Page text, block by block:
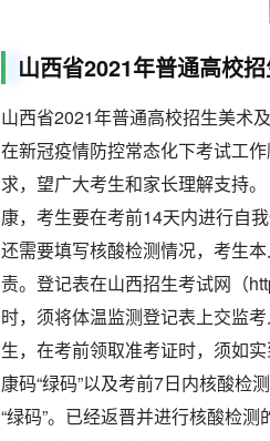
山西省2021年普通高校
山西省2021年普通高校招生美术
在新冠疫情防控常态化下考试工
求，望广大考生和家长理解支持
康，考生要在考前14天内进行自
还需要填写核酸检测情况，考生
责。登记表在山西招生考试网（
时，须将体温监测登记表上交监
生，在考前领取准考证时，须如
康码“绿码”以及考前7日内核酸检
“绿码”。已经返晋并进行核酸检